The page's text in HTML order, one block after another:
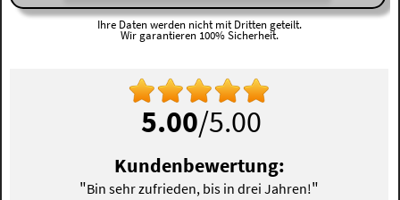
Ihre Daten werden nicht mit Dritten geteilt.
Wir garantieren 100% Sicherheit.
5.00/5.00
Kundenbewertung:
"Bin sehr zufrieden, bis in drei Jahren!"